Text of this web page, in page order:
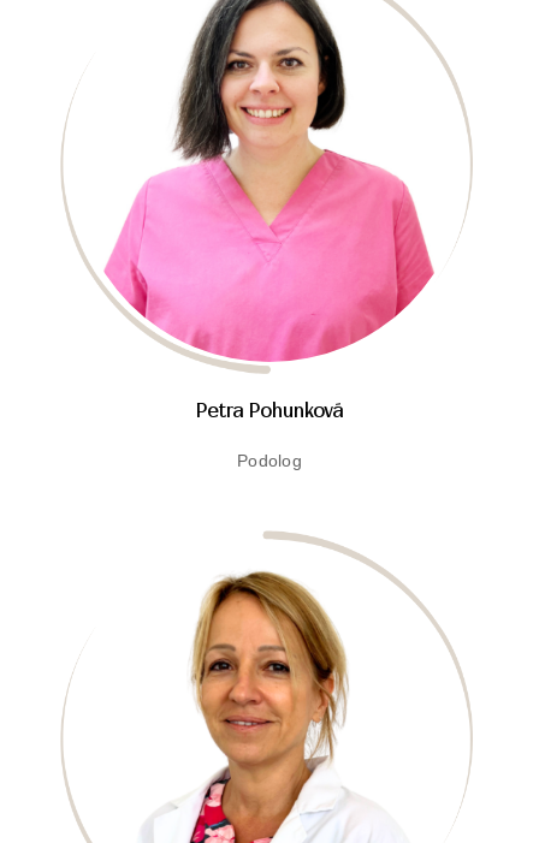
Petra Pohunková
Podolog